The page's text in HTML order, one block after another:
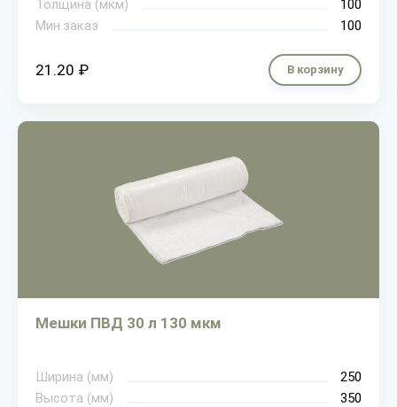
Толщина (мкм)
100
Мин.заказ
100
21.20 ₽ В корзину
Мешки ПВД 30 л 130 мкм
Ширина (мм)
250
Высота (мм)
350